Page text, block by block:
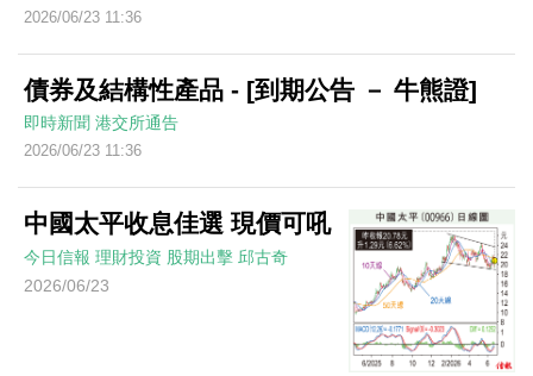
2026/06/23 11:36
債券及結構性產品 - [到期公告 － 牛熊證]
即時新聞 港交所通告
2026/06/23 11:36
中國太平收息佳選 現價可吼
今日信報 理財投資 股期出擊 邱古奇
2026/06/23